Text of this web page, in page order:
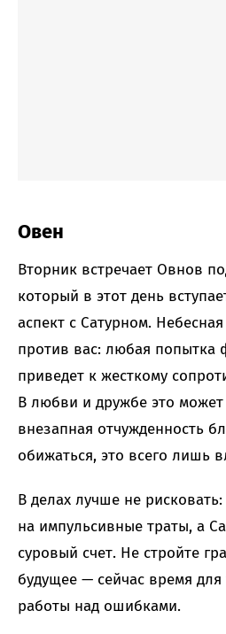
Овен
Вторник встречает Овнов
который в этот день
аспект с Сатурном.
против вас: любая попытка
приведет к жесткому
В любви и дружбе это может
внезапная отчужденность
обижаться, это всего лишь
В делах лучше не
на импульсивные траты, а
суровый счет. Не стройте
будущее — сейчас время
работы над ошибками.